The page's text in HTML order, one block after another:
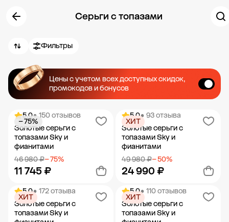
Серьги с топазами
Фильтры
Цены с учетом всех доступных скидок,
промокодов и бонусов
5.0• 150 отзывов
Золотые серьги с
топазами Sky и
фианитами
46 980 ₽− 75%
11 745 ₽
− 75%
Добавить в корзину
5.0• 93 отзыва
Золотые серьги с
топазами Sky и
фианитами
49 980 ₽− 50%
24 990 ₽
ХИТ
Добавить в корзину
5.0• 172 отзыва
Золотые серьги с
топазами Sky и
ХИТ
5.0• 110 отзывов
Золотые серьги с
топазами Sky и
ХИТ